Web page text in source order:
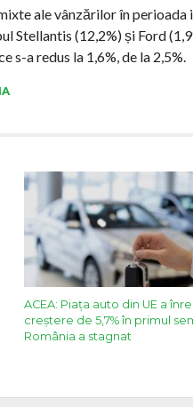
ale vânzărilor în perioada
Stellantis (12,2%) și Ford
s-a redus la 1,6%, de la 2,5%.
ACEA: Piața auto din UE a
creștere de 5,7% în primul
România a stagnat